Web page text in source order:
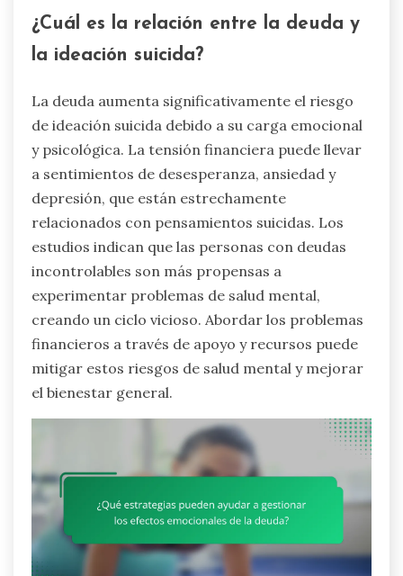
¿Cuál es la relación entre la deuda y
la ideación suicida?
La deuda aumenta significativamente el riesgo
de ideación suicida debido a su carga emocional
y psicológica. La tensión financiera puede llevar
a sentimientos de desesperanza, ansiedad y
depresión, que están estrechamente
relacionados con pensamientos suicidas. Los
estudios indican que las personas con deudas
incontrolables son más propensas a
experimentar problemas de salud mental,
creando un ciclo vicioso. Abordar los problemas
financieros a través de apoyo y recursos puede
mitigar estos riesgos de salud mental y mejorar
el bienestar general.